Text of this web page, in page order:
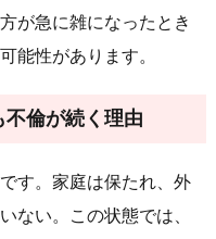
が急に雑になったとき
能性があります。
倫が続く理由
す。家庭は保たれ、外
ない。この状態では、